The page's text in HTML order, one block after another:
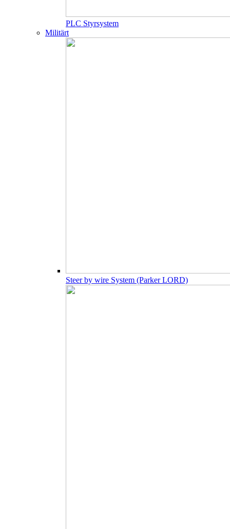
PLC Styrsystem
Militärt
Steer by wire System (Parker LORD)